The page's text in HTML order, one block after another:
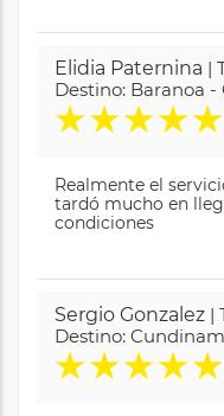
Elidia Paternina |
Destino: Baranoa -
★★★★★
Realmente el
tardó mucho en
condiciones
Sergio Gonzalez |
Destino:
★★★★★